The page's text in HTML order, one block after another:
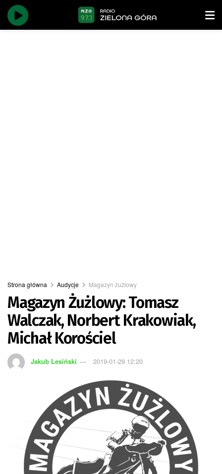
Strona główna Audycje Magazyn żużlowy
Magazyn Żużlowy: Tomasz
Walczak, Norbert Krakowiak,
Michał Korościel
Jakub Lesiński 2019-01-29 12:20